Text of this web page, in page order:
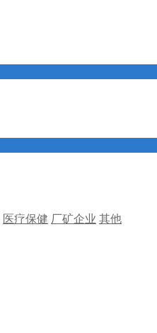
医疗保健 厂矿企业 其他